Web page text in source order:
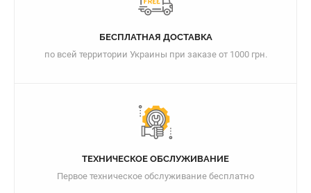
БЕСПЛАТНАЯ ДОСТАВКА
по всей территории Украины при заказе от 1000 грн.
ТЕХНИЧЕСКОЕ ОБСЛУЖИВАНИЕ
Первое техническое обслуживание бесплатно